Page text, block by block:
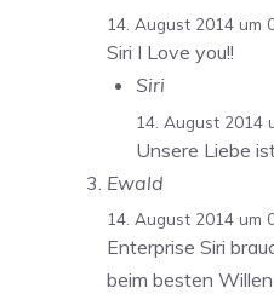
14. August 2014 um
Siri I Love you!!
Siri
14. August 2014
Unsere Liebe
Ewald
14. August 2014 um
Enterprise Siri
beim besten